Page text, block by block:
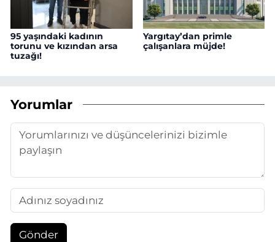
95 yaşındaki kadının
torunu ve kızından arsa
tuzağı!
Yargıtay’dan primle
çalışanlara müjde!
Yorumlar
Gönder